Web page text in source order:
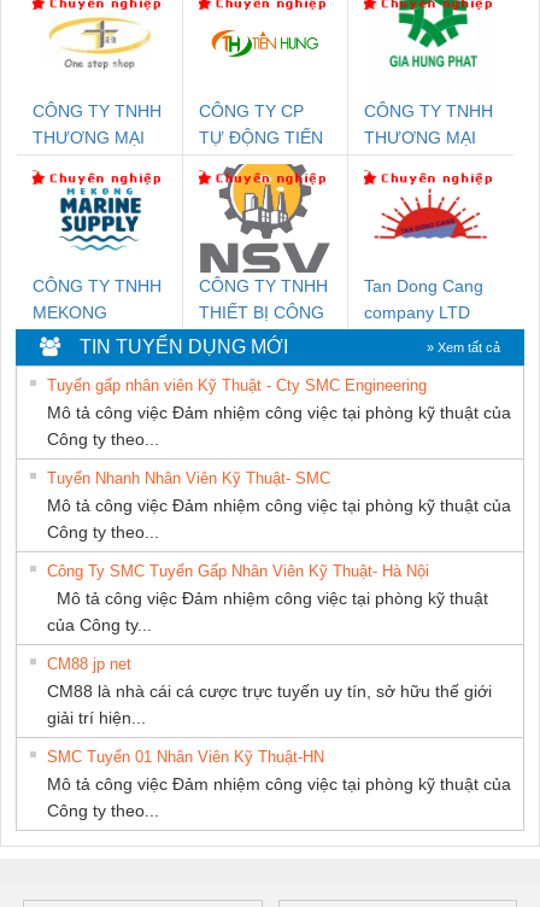
CÔNG TY TNHH
THƯƠNG MẠI
NAM
CÔNG TY CP
TỰ ĐỘNG TIẾN
HƯNG
CÔNG TY TNHH
THƯƠNG MẠI
THUẬT ĐIỆN CƠ
GIA HƯNG
PHÁT
CÔNG TY TNHH
MEKONG
MARINE SUPPLY
CÔNG TY TNHH
THIẾT BỊ CÔNG
NGHIỆP NIHON
SETSUBI VIỆT
NAM
Tan Dong Cang
company LTD
TIN TUYỂN DỤNG MỚI » Xem tất cả
Tuyển gấp nhân viên Kỹ Thuật - Cty SMC Engineering
Mô tả công việc Đảm nhiệm công việc tại phòng kỹ thuật của
Công ty theo...
Tuyển Nhanh Nhân Viên Kỹ Thuật- SMC
Mô tả công việc Đảm nhiệm công việc tại phòng kỹ thuật của
Công ty theo...
Công Ty SMC Tuyển Gấp Nhân Viên Kỹ Thuật- Hà Nội
Mô tả công việc Đảm nhiệm công việc tại phòng kỹ thuật
của Công ty...
CM88 jp net
CM88 là nhà cái cá cược trực tuyến uy tín, sở hữu thế giới
giải trí hiện...
SMC Tuyển 01 Nhân Viên Kỹ Thuật-HN
Mô tả công việc Đảm nhiệm công việc tại phòng kỹ thuật của
Công ty theo...